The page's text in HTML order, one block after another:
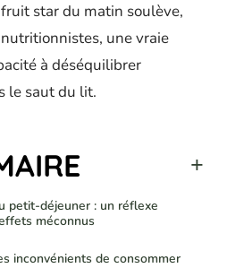
star du matin soulève,
une vraie
à déséquilibrer
le saut du lit.
petit-déjeuner : un réflexe
méconnus
inconvénients de consommer